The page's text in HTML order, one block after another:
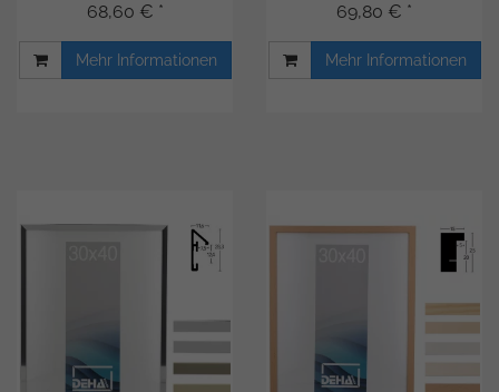
68,60 € *
Mehr Informationen
69,80 € *
Mehr Informationen